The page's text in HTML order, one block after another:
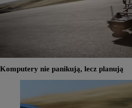
Komputery nie panikują, lecz planują